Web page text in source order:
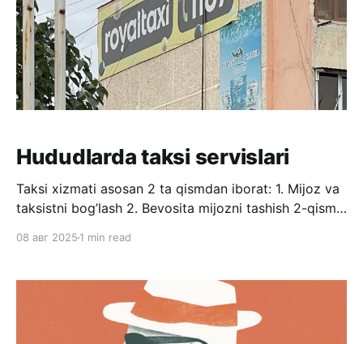
Hududlarda taksi servislari
Taksi xizmati asosan 2 ta qismdan iborat: 1. Mijoz va
taksistni bog’lash 2. Bevosita mijozni tashish 2-qism
davomida transformatsiya bo’lib keldi. Oldin telefon
08 авг 2025 1 min read